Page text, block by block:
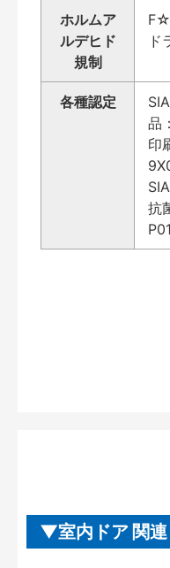
ホルムア
ルデヒド
規制
ド
各種認定
品
印
抗
室内ドア 関